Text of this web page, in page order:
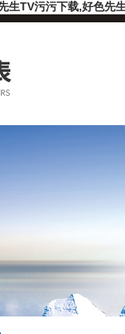
生TV污污下载,好色先